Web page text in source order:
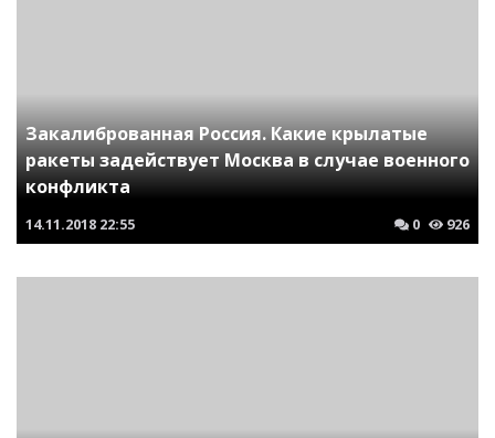
Закалиброванная Россия. Какие крылатые
ракеты задействует Москва в случае военного
конфликта
14.11.2018 22:55 0 926